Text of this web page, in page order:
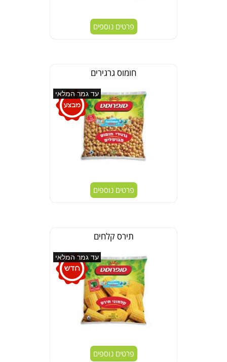
פרטים נוספים
חומוס גרגירים
עד גמר המלאי
פרטים נוספים
תירס קלחים
עד גמר המלאי
פרטים נוספים